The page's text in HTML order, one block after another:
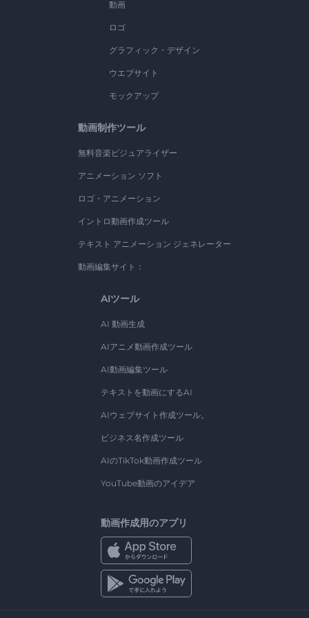
動画
ロゴ
グラフィック・デザイン
ウエブサイト
モックアップ
動画制作ツール
無料音楽ビジュアライザー
アニメーション ソフト
ロゴ・アニメーション
イントロ動画作成ツール
テキスト アニメーション ジェネレーター
動画編集サイト：
AIツール
AI 動画生成
AIアニメ動画作成ツール
AI動画編集ツール
テキストを動画にするAI
AIウェブサイト作成ツール。
ビジネス名作成ツール
AIのTikTok動画作成ツール
YouTube動画のアイデア
動画作成用のアプリ